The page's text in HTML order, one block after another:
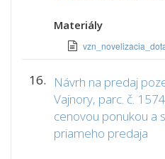
Materiály
16.
Návrh na predaj
Vajnory, parc. č.
cenovou ponukou a
priameho predaja